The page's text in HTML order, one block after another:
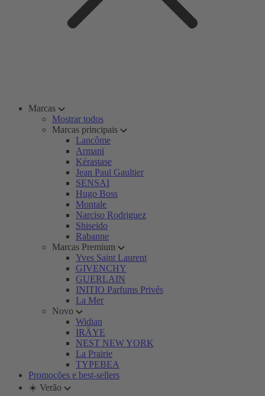
Marcas
Mostrar todos
Marcas principais
Lancôme
Armani
Kérastase
Jean Paul Gaultier
SENSAI
Hugo Boss
Montale
Narciso Rodriguez
Shiseido
Rabanne
Marcas Premium
Yves Saint Laurent
GIVENCHY
GUERLAIN
INITIO Parfums Privés
La Mer
Novo
Widian
IRÄYE
NEST NEW YORK
La Prairie
TYPEBEA
Promoções e best-sellers
☀️ Verão